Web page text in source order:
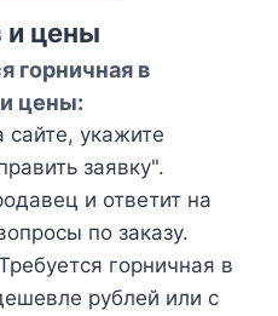
и цены
горничная в
цены:
сайте, укажите
заявку".
и ответит на
по заказу.
горничная в
рублей или с